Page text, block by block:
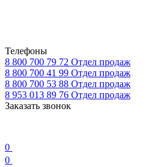
Телефоны
8 800 700 79 72 Отдел продаж
8 800 700 41 99 Отдел продаж
8 800 700 53 88 Отдел продаж
8 953 013 89 76 Отдел продаж
Заказать звонок
0
0